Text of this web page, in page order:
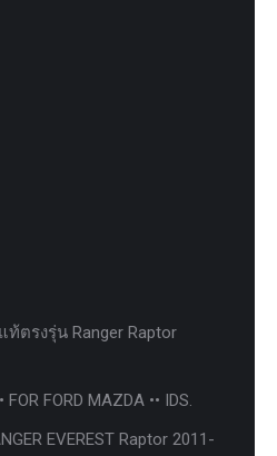
ท้ตรงรุ่น Ranger Raptor
FORD MAZDA •• IDS.
EVEREST Raptor 2011-